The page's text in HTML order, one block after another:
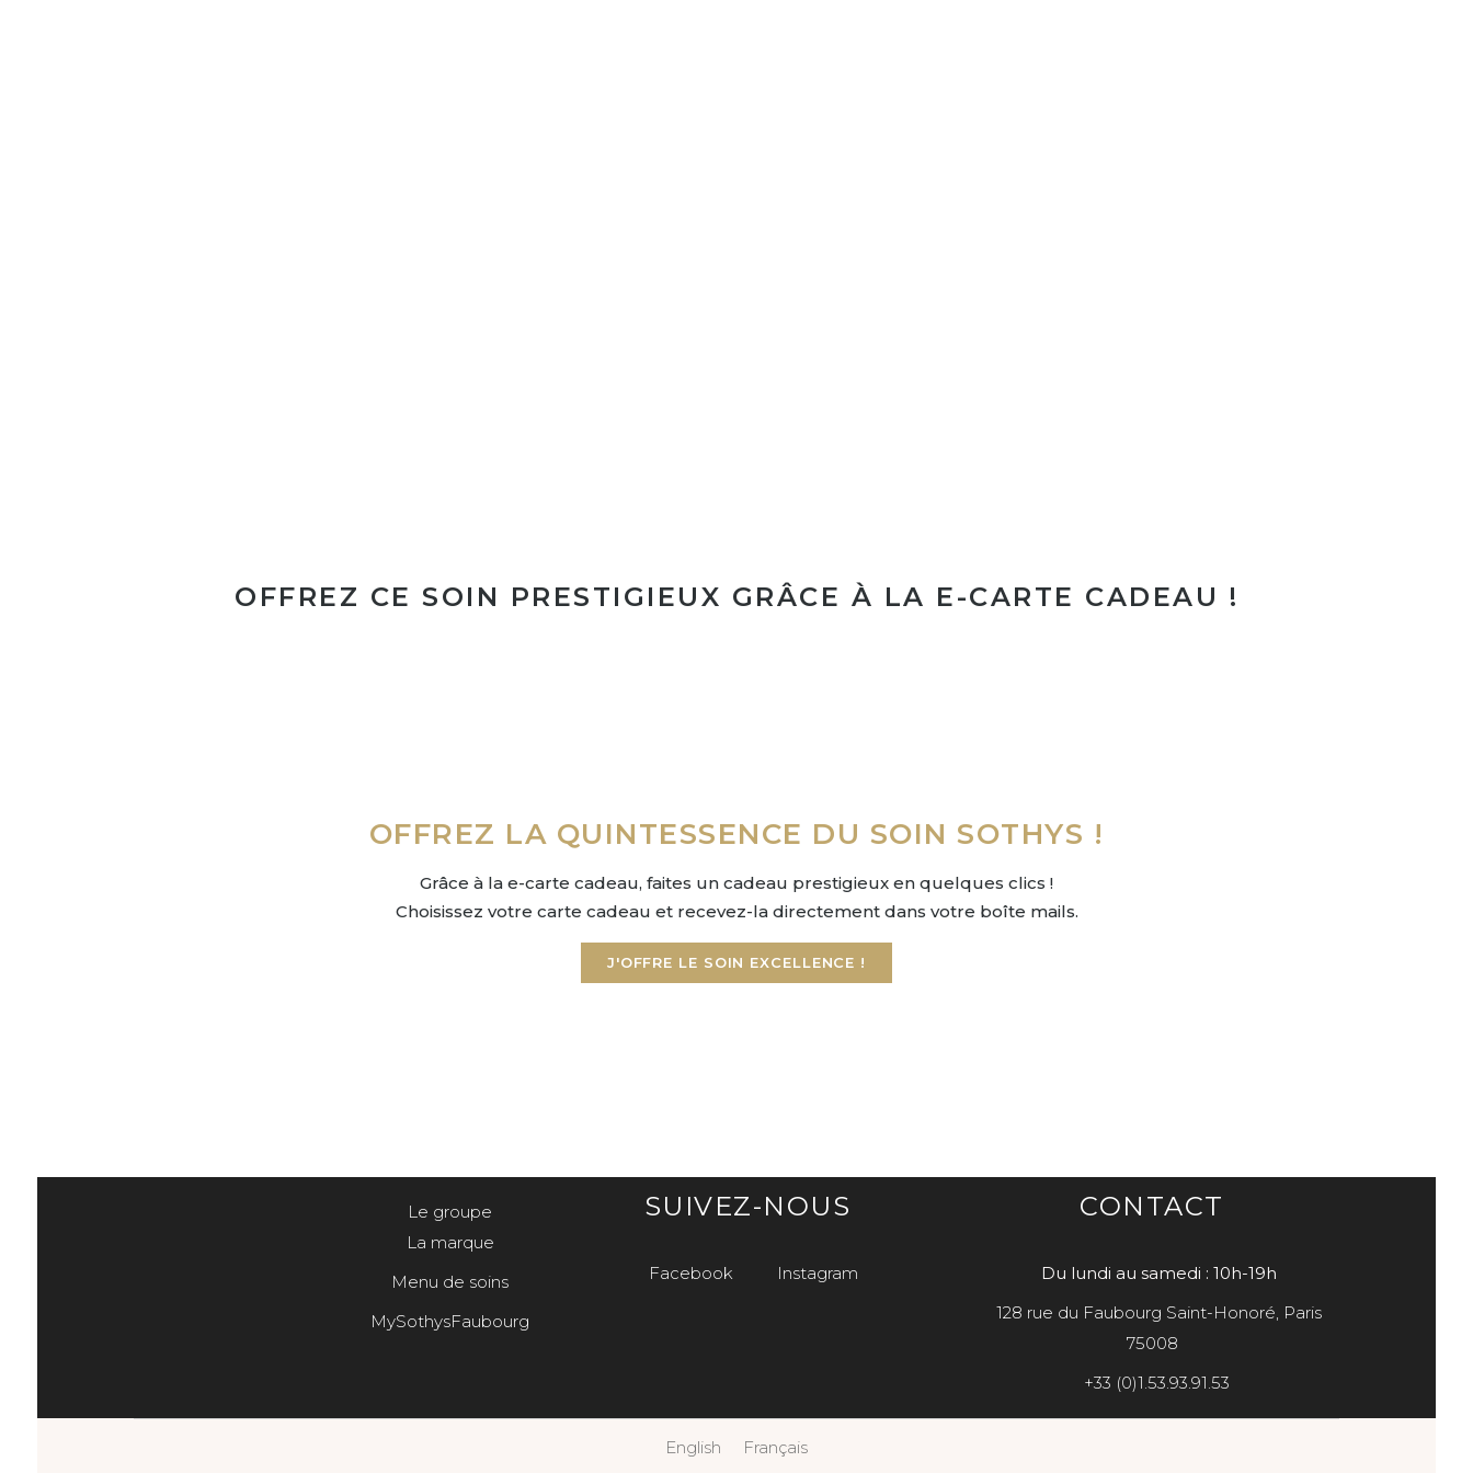
OFFREZ CE SOIN PRESTIGIEUX GRÂCE À LA E-CARTE CADEAU !
OFFREZ LA QUINTESSENCE DU SOIN SOTHYS !
Grâce à la e-carte cadeau, faites un cadeau prestigieux en quelques clics !
Choisissez votre carte cadeau et recevez-la directement dans votre boîte mails.
J'OFFRE LE SOIN EXCELLENCE !
Le groupe
La marque
Menu de soins
MySothysFaubourg
SUIVEZ-NOUS
Facebook Instagram
CONTACT
Du lundi au samedi : 10h-19h
128 rue du Faubourg Saint-Honoré, Paris
75008
+33 (0)1.53.93.91.53
English Français